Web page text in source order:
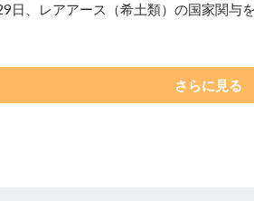
日、レアアース（希土類）の国家関
さらに見る